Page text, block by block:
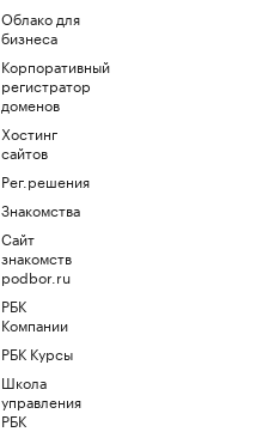
Облако для
бизнеса
Корпоративный
регистратор
доменов
Хостинг
сайтов
Рег.решения
Знакомства
Сайт
знакомств
podbor.ru
РБК
Компании
РБК Курсы
Школа
управления
РБК